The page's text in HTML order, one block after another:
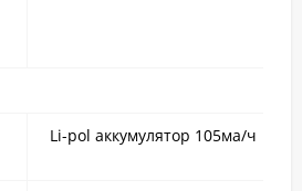
Li-pol аккумулятор 105ма/ч